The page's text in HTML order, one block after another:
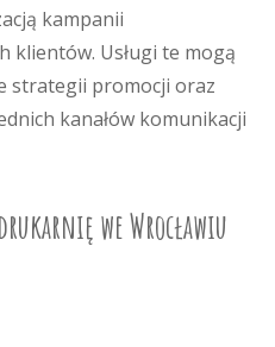
kampanii
klientów. Usługi te mogą
strategii promocji oraz
kanałów komunikacji
we Wrocławiu